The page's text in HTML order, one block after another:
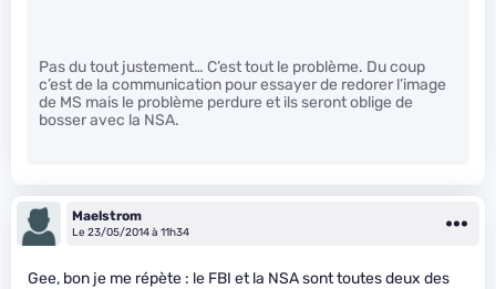
Pas du tout justement… C’est tout le problème. Du coup
c’est de la communication pour essayer de redorer l’image
de MS mais le problème perdure et ils seront oblige de
bosser avec la NSA.
Maelstrom
Le 23/05/2014 à 11h34
Gee, bon je me répète : le FBI et la NSA sont toutes deux des